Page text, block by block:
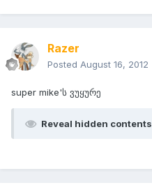
Razer
Posted August 16, 2012
super mike'ს ვუყურე
Reveal hidden contents